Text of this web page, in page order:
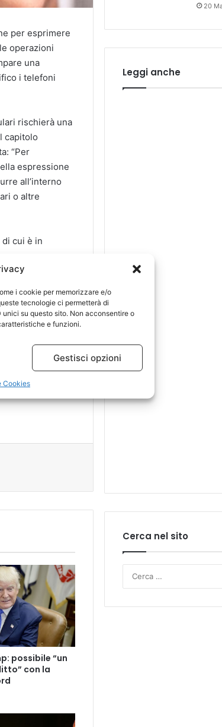
i cookie per memorizzare e/o
tecnologie ci permetterà di
su questo sito. Non acconsentire o
e funzioni.
Gestisci opzioni
Cookies
per esprimere
operazioni
una
i telefoni
rischierà una
capitolo
“Per
espressione
all’interno
o altre
cui è in
fotografare o
si è dato il
votata e
possibile “un
con la
20
Leggi anche
Cerca nel sito